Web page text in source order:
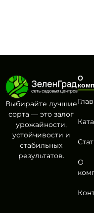
Выбирайте лучшие
сорта — это залог
урожайности,
устойчивости и
стабильных
результатов.
О
О